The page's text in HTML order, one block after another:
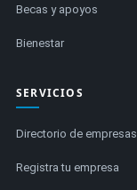
Becas y apoyos
Bienestar
SERVICIOS
Directorio de empresas
Registra tu empresa